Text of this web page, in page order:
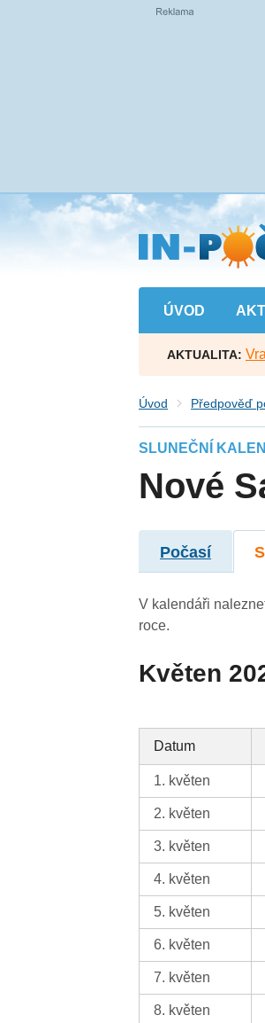
Přejít
na
hlavní
obsah
ÚVOD
AKTUALITA:
Úvod Předpověď
SLUNEČNÍ
Nové
Počasí
V kalendáři
roce.
Květen
Datum
1. květen
2. květen
3. květen
4. květen
5. květen
6. květen
7. květen
8. květen